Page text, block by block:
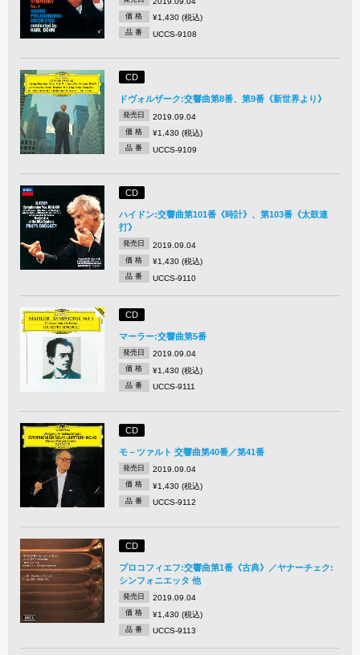
価 格 ¥1,430 (税込)
品 番 UCCS-9108
CD
ドヴォルザーク:交響曲第8番、第9番《新世界より》
発売日 2019.09.04
価 格 ¥1,430 (税込)
品 番 UCCS-9109
CD
ハイドン:交響曲第101番《時計》、第103番《太鼓連
打》
発売日 2019.09.04
価 格 ¥1,430 (税込)
品 番 UCCS-9110
CD
マーラー:交響曲第5番
発売日 2019.09.04
価 格 ¥1,430 (税込)
品 番 UCCS-9111
CD
モ－ツァルト 交響曲第40番／第41番
発売日 2019.09.04
価 格 ¥1,430 (税込)
品 番 UCCS-9112
CD
プロコフィエフ:交響曲第1番《古典》／ヤナーチェク:
シンフォニエッタ 他
発売日 2019.09.04
価 格 ¥1,430 (税込)
品 番 UCCS-9113